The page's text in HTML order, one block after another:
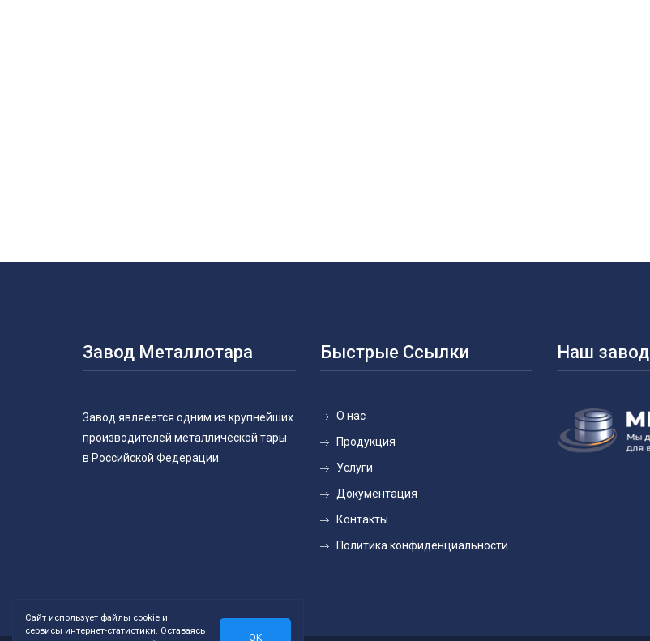
Завод Металлотара
Завод являеется одним из крупнейших
производителей металлической тары
в Российской Федерации.
Быстрые Ссылки
О нас
Продукция
Услуги
Документация
Контакты
Политика конфиденциальности
Наш завод
Сайт использует файлы cookie и
сервисы интернет-статистики. Оставаясь
OK